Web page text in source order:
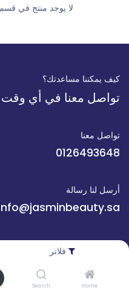
فلاتر
Home
Search
لا يوجد منتج في قسم
كيف يمكننا مساعدتك؟
تواصل معنا في أي وقت
تواصل معنا
0126493648
أرسل لنا رسالة